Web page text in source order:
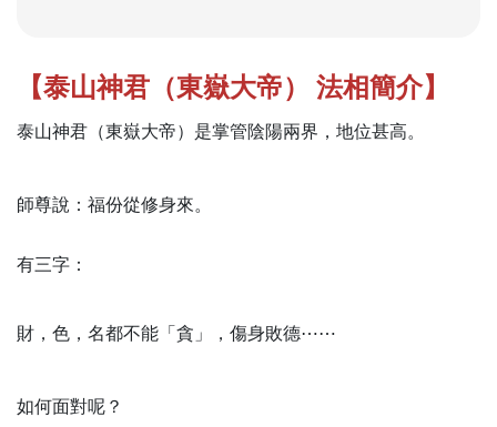
【泰山神君（東嶽大帝） 法相簡介】
泰山神君（東嶽大帝）是掌管陰陽兩界，地位甚高。
師尊說：福份從修身來。
有三字：
財，色，名都不能「貪」，傷身敗德⋯⋯
如何面對呢？